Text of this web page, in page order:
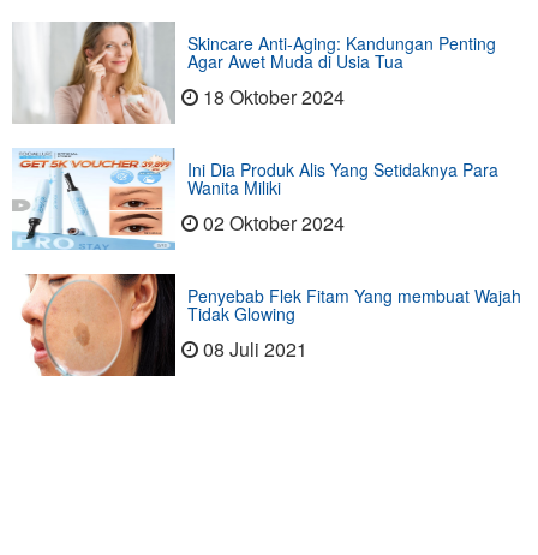
Skincare Anti-Aging: Kandungan Penting
Agar Awet Muda di Usia Tua
18 Oktober 2024
Ini Dia Produk Alis Yang Setidaknya Para
Wanita Miliki
02 Oktober 2024
Penyebab Flek Fitam Yang membuat Wajah
Tidak Glowing
08 Juli 2021